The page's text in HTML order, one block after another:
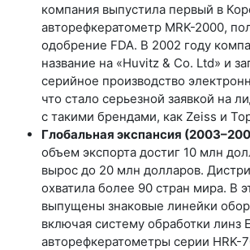
компания выпустила первый в
авторефкератометр MRK-2000,
одобрение FDA. В 2002 году
название на «Huvitz & Co. Ltd» и
серийное производство
что стало серьезной заявкой на
с такими брендами, как Zeiss и
Глобальная экспансия
объем экспорта достиг 10 млн
вырос до 20 млн долларов.
охватила более 90 стран мира. В
выпущены знаковые линейки
включая систему обработки линз
авторефкератометры серии HRK-